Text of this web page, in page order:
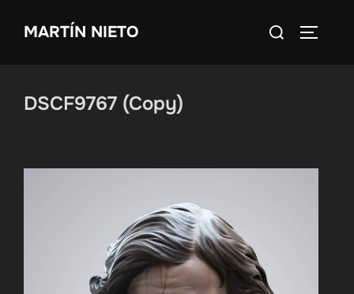
MARTÍN NIETO Buscar:
DSCF9767 (Copy)